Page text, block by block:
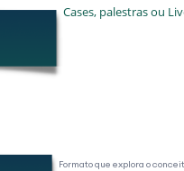
Cases, palestras ou
Formato que explora o